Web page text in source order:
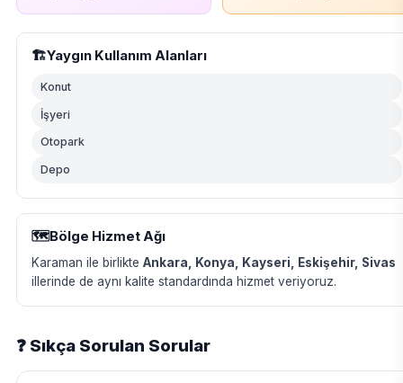
🏗️Yaygın Kullanım Alanları
Konut
İşyeri
Otopark
Depo
🗺️Bölge Hizmet Ağı
Karaman ile birlikte Ankara, Konya, Kayseri, Eskişehir, Sivas
illerinde de aynı kalite standardında hizmet veriyoruz.
❓ Sıkça Sorulan Sorular